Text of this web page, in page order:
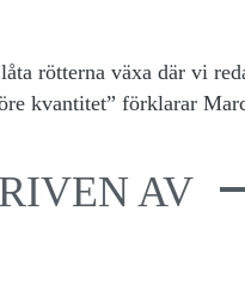
rötterna växa där vi
kvantitet” förklarar
AV